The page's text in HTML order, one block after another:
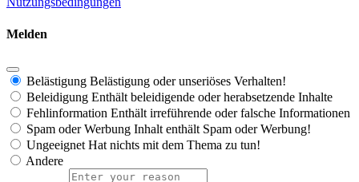
Melden
Belästigung Belästigung oder unseriöses Verhalten!
Beleidigung Enthält beleidigende oder herabsetzende Inhalte
Fehlinformation Enthält irreführende oder falsche Informationen
Spam oder Werbung Inhalt enthält Spam oder Werbung!
Ungeeignet Hat nichts mit dem Thema zu tun!
Andere